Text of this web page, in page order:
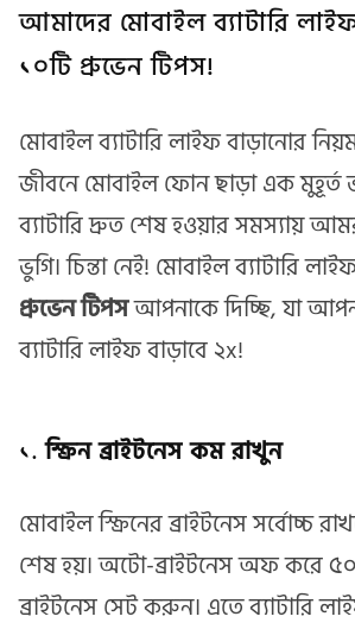
আমাদের মোবাইল ব্যাটারি
১০টি প্রুভেন টিপস!
মোবাইল ব্যাটারি লাইফ বাড়ানোর
জীবনে মোবাইল ফোন ছাড়া এক মুহূর্ত
ব্যাটারি দ্রুত শেষ হওয়ার সমস্যায়
ভুগি। চিন্তা নেই! মোবাইল ব্যাটারি
প্রুভেন টিপসআপনাকে দিচ্ছি, যা
ব্যাটারি লাইফ বাড়াবে ২x!
১.স্ক্রিন ব্রাইটনেস কম রাখুন
মোবাইল স্ক্রিনের ব্রাইটনেস সর্বোচ্চ
শেষ হয়। অটো-ব্রাইটনেস অফ করে
ব্রাইটনেস সেট করুন। এতে ব্যাটারি